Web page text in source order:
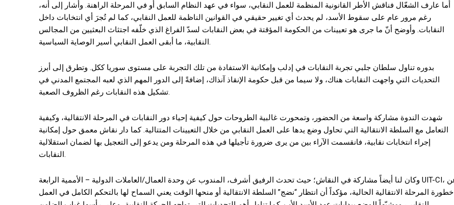
أما عارف الشعّال فناقش الأطر القانونية المنظمة للعمل النقابي، سواء في عهد النظام السابق أو في المرحلة الراهنة. وأشار إلى أنه،
رغم مرور عام على سقوط الأسد، لم يحدث أي تغيير حقيقي في القوانين الناظمة للعمل النقابي، كما لم تُجرَ أي انتخابات داخل
النقابات. وأوضح أنّ ما جرى هو تعيينات من الحكومة المؤقتة في بعض النقابات لسدّ الفراغ الذي خلّفه اجتثاث البعثيين من المجالس
النقابية، ما أبقى العمل النقابي أسير الوصاية السياسية.
بدوره تناول سلطان جلبي تجربة النقابات في إدلب وإمكانية الاستفادة من تلك التجربة على مستوى سوريا ككل. وتطرق إلى أبرز
التحديات التي واجهت النقابات هناك، ولا سيما من قبل حكومة الإنقاذ آنذاك، إضافةً إلى الدور المهم الذي لعبه المجتمع المدني في
تشكيل هذه النقابات رغم الظروف الصعبة.
شهدت الندوة مشاركة واسعة من الحضور، وتمحورت غالبية الطروحات حول كيفية إحياء دور النقابات في المرحلة الانتقالية، وكيفية
التعامل مع السلطة الانتقالية التي تحاول وضع يدها على العمل النقابي من خلال التعيينات المتتالية. كما دار نقاش معمق حول إمكانية
إجراء انتخابات نقابية، فانقسمت الآراء بين من يرى ضرورة تأجيلها في هذه المرحلة ومن يدعو إلى التعجيل بها لضمان استقلالية
النقابات.
وكان لنا أيضاً مشاركة في النقاش؛ حيث تحدث الرفيق أشرف، المندوب عن وحدة العمال/العاملات الدولية – الأممية الرابعة UIT-CI، عن
خطورة المرحلة الانتقالية الحالية، مؤكداً أن انتظار “نضج” السلطة الانتقالية أو منحها الوقت يعني السماح لها بالتحكم الكامل في العمل